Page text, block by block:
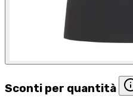
Sconti per quantità